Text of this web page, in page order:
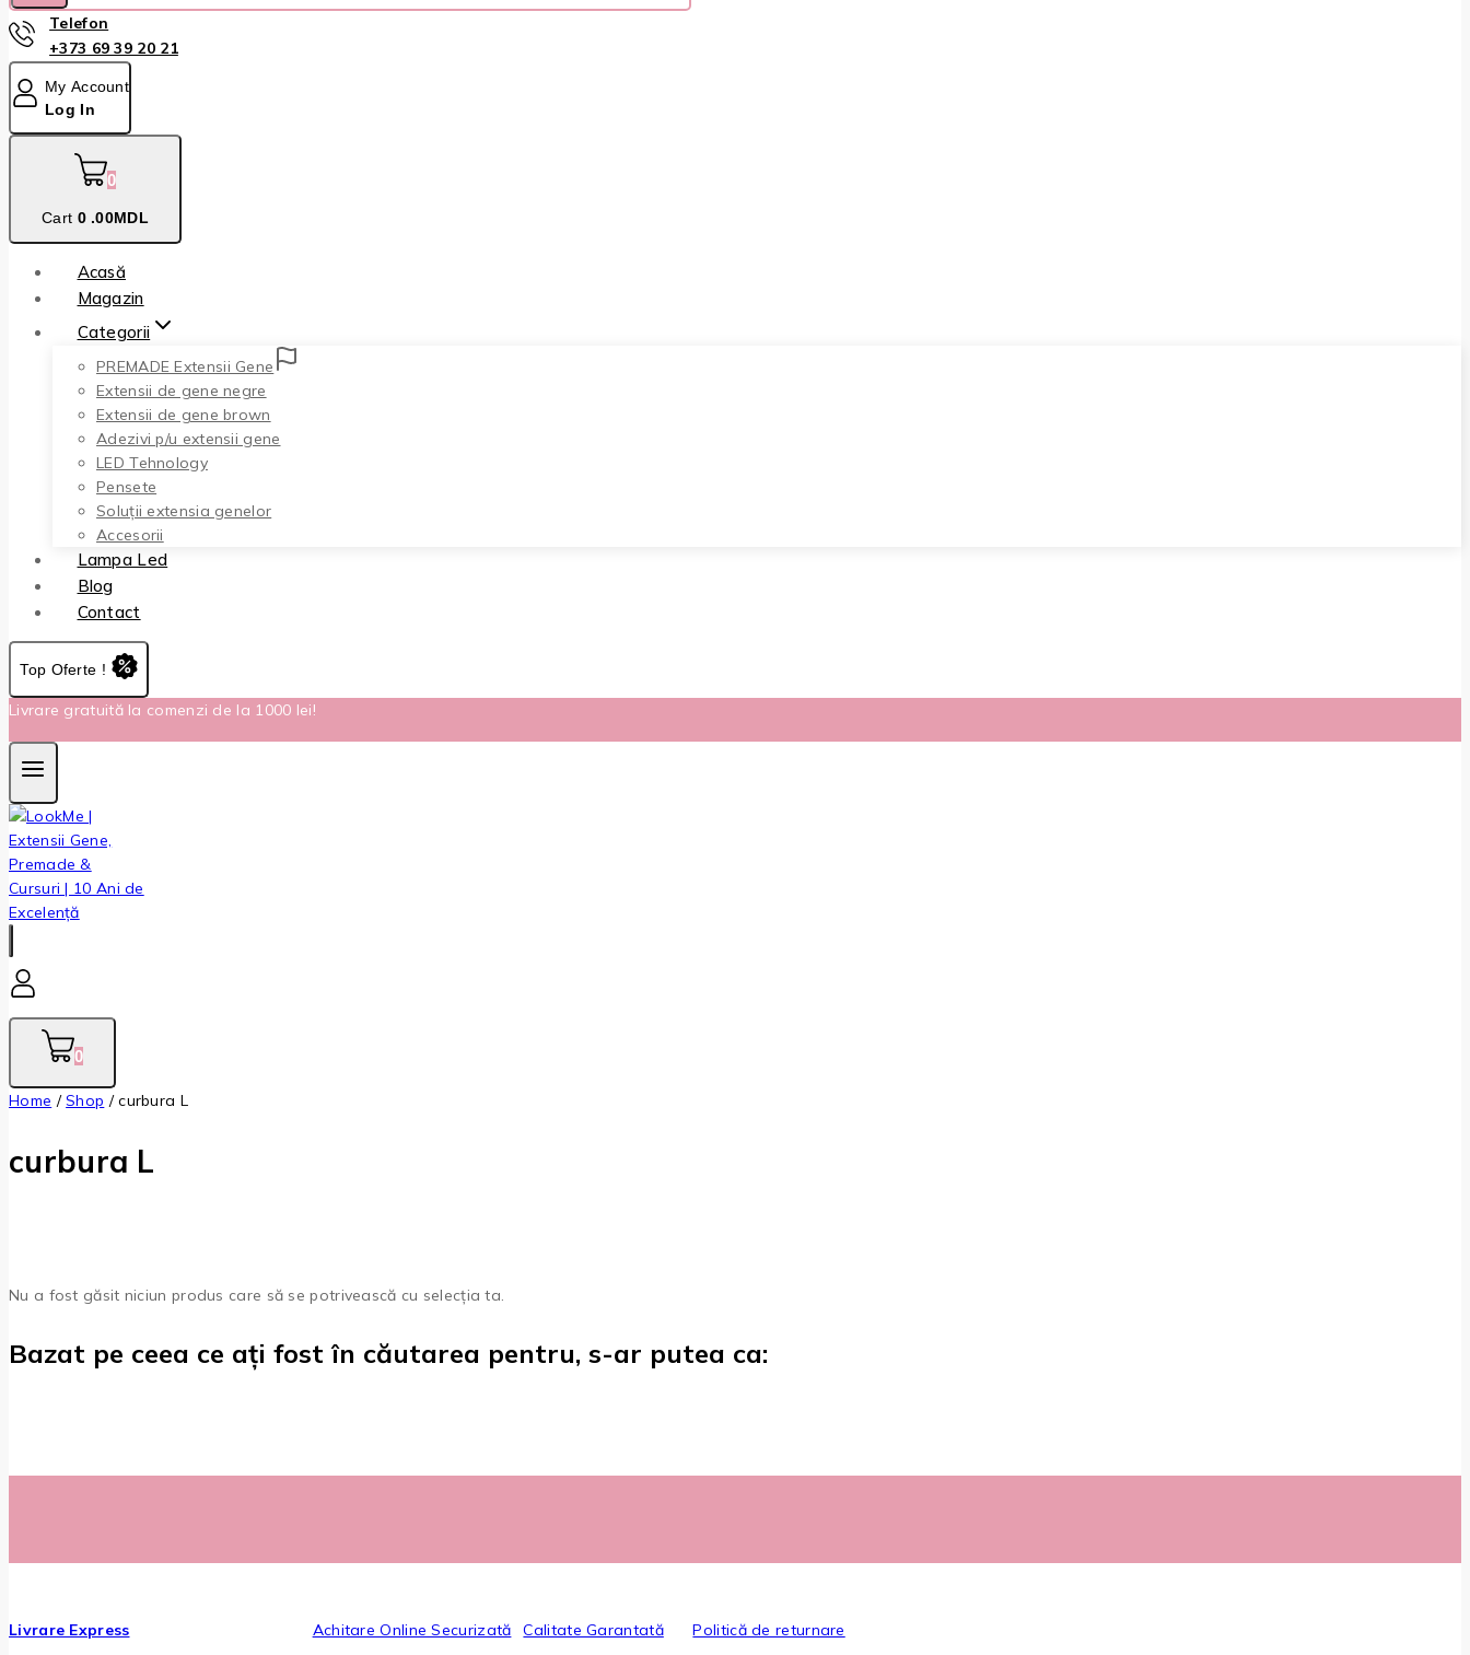
Telefon
+373 69 39 20 21
My Account
Log In
0
Cart 0 .00MDL
Acasă
Magazin
Categorii
PREMADE Extensii Gene
Extensii de gene negre
Extensii de gene brown
Adezivi p/u extensii gene
LED Tehnology
Pensete
Soluții extensia genelor
Accesorii
Lampa Led
Blog
Contact
Top Oferte !
Livrare gratuită la comenzi de la 1000 lei!
0
Home / Shop / curbura L
curbura L
Nu a fost găsit niciun produs care să se potrivească cu selecția ta.
Bazat pe ceea ce ați fost în căutarea pentru, s-ar putea ca:
Livrare Express
Achitare Online Securizată
Calitate Garantată
Politică de returnare